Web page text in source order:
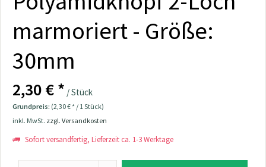
marmoriert - Größe:
30mm
2,30 € * / Stück
Grundpreis: (2,30 € * / 1 Stück)
inkl. MwSt. zzgl. Versandkosten
Sofort versandfertig, Lieferzeit ca. 1-3 Werktage